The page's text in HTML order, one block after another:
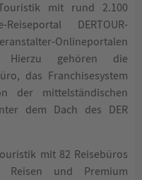
mit rund 2.100
DERTOUR-
Onlineportalen
Hierzu gehören die
das Franchisesystem
der mittelständischen
dem Dach des DER
mit 82 Reisebüros
Reisen und Premium